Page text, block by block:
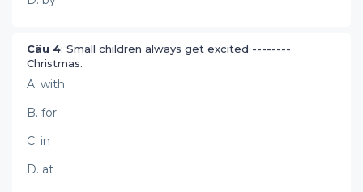
Câu 4: Small children always get excited --------
Christmas.
A. with
B. for
C. in
D. at